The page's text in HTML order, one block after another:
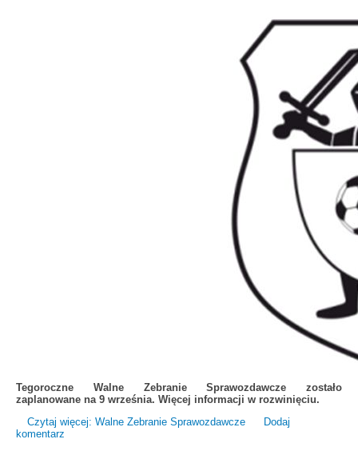
Tegoroczne Walne Zebranie Sprawozdawcze zostało
zaplanowane na 9 września. Więcej informacji w rozwinięciu.
Czytaj więcej: Walne Zebranie Sprawozdawcze
Dodaj
komentarz